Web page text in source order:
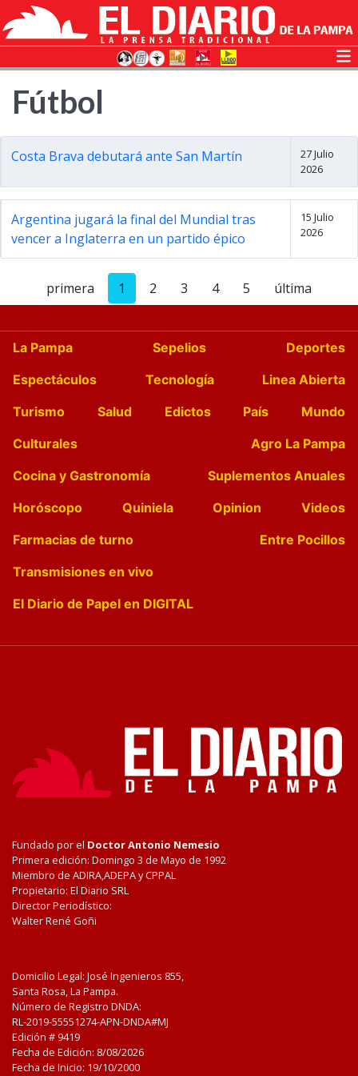
Fútbol
Costa Brava debutará ante San Martín
27 Julio
2026
Argentina jugará la final del Mundial tras
vencer a Inglaterra en un partido épico
15 Julio
2026
primera 1 2 3 4 5 última
La Pampa Sepelios
Deportes
Espectáculos
Tecnología
Linea Abierta
Turismo
Salud Edictos País
Mundo
Culturales
Agro La Pampa
Cocina y Gastronomía
Suplementos Anuales
Horóscopo
Quiniela Opinion
Videos
Farmacias de turno
Entre Pocillos
Transmisiones en vivo
El Diario de Papel en DIGITAL
Fundado por el Doctor Antonio Nemesio
Primera edición: Domingo 3 de Mayo de 1992
Miembro de ADIRA,ADEPA y CPPAL
Propietario: El Diario SRL
Director Periodístico:
Walter René Goñi
Domicilio Legal: José Ingenieros 855,
Santa Rosa, La Pampa.
Número de Registro DNDA:
RL-2019-55551274-APN-DNDA#MJ
Edición # 9419
Fecha de Edición: 8/08/2026
Fecha de Inicio: 19/10/2000